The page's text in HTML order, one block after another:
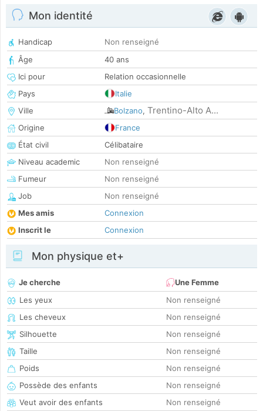
Mon identité
Handicap
Non renseigné
Âge
40 ans
Ici pour
Relation occasionnelle
Pays
Italie
Ville
Bolzano, Trentino-Alto A...
Origine
France
État civil
Célibataire
Niveau academic
Non renseigné
Fumeur
Non renseigné
Job
Non renseigné
Mes amis
Connexion
Inscrit le
Connexion
Mon physique et+
Je cherche
Une Femme
Les yeux
Non renseigné
Les cheveux
Non renseigné
Silhouette
Non renseigné
Taille
Non renseigné
Poids
Non renseigné
Possède des enfants
Non renseigné
Veut avoir des enfants
Non renseigné